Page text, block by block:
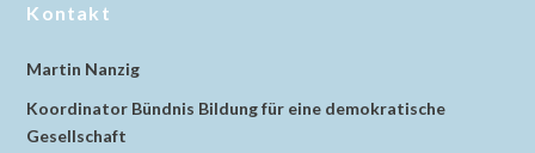
Kontakt
Martin Nanzig
Koordinator Bündnis Bildung für eine demokratische
Gesellschaft